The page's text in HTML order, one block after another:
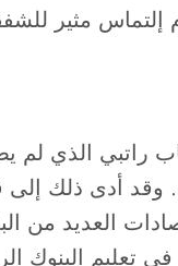
راتبي الذي
مالية. وقد
العديد
تعليم البنوك